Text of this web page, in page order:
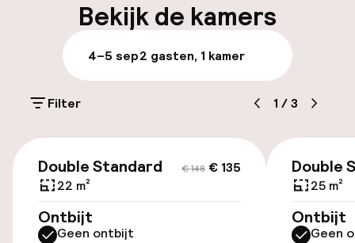
Parkeren & mobiliteit
Parkeergelegenheid op eigen terrein
(buiten)
€ 20,00 per dag
Oplaadpunt elektrische auto op
locatie
Luchthavenshuttle
Bekijk de kamers
4–5 sep2 gasten, 1 kamer
Filter 1 /3
€ 148 € 135
Double Standard
22 m²
Ontbijt
Geen ontbijt
Double
25 m²
Ontbijt
Geen